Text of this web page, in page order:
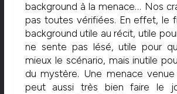
background à la menace… Nos
pas toutes vérifiées. En effet, le
background utile au récit, utile
ne sente pas lésé, utile pour
mieux le scénario, mais inutile
du mystère. Une menace
peut aussi très bien faire le